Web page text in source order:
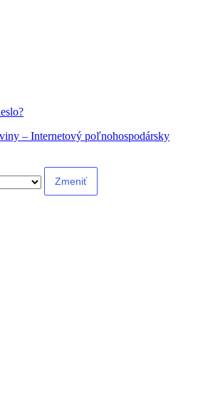
– Internetový poľnohospodársky